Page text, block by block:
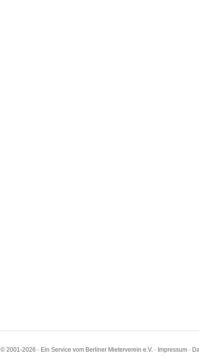
© 2001-2026 · Ein Service vom Berliner Mieterverein e.V. · Impressum ·